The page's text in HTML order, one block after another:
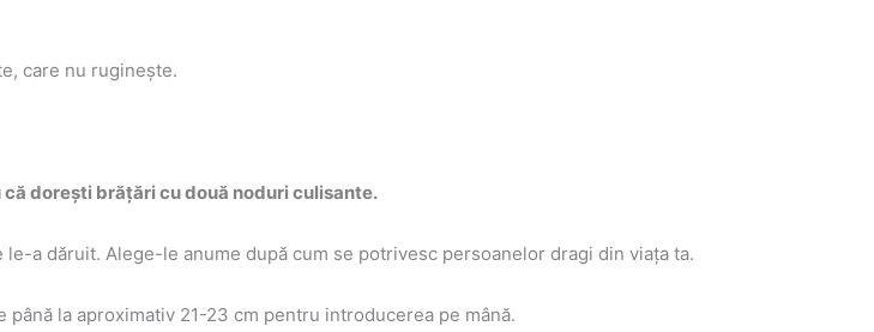
care nu rugineşte.
doreşti brăţări cu două noduri culisante.
a dăruit. Alege-le anume după cum se potrivesc persoanelor dragi din viaţa ta.
la aproximativ 21-23 cm pentru introducerea pe mână.